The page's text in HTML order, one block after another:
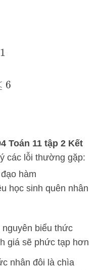
Toán 11 tập 2 Kết
các lỗi thường gặp:
hàm
học sinh quên nhân
nguyên biểu thức
giá sẽ phức tạp hơn
nhân đôi là chìa